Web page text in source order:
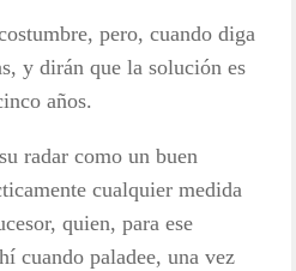
pero, cuando diga
y dirán que la solución es
años.
radar como un buen
cualquier medida
quien, para ese
cuando paladee, una vez